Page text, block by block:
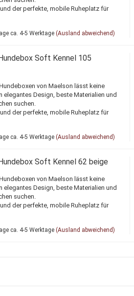
der perfekte, mobile Ruheplatz für
ca. 4-5 Werktage (Ausland abweichend)
Soft Kennel 105
von Maelson lässt keine
elegantes Design, beste Materialien und
suchen.
der perfekte, mobile Ruheplatz für
ca. 4-5 Werktage (Ausland abweichend)
Soft Kennel 62 beige
von Maelson lässt keine
elegantes Design, beste Materialien und
suchen.
der perfekte, mobile Ruheplatz für
ca. 4-5 Werktage (Ausland abweichend)